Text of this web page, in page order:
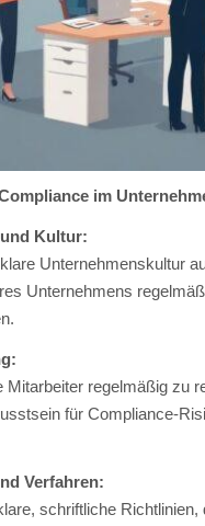
im
Kultur:
Unternehmenskultur
Unternehmens
Mitarbeiter regelmäßig zu
für Compliance-
Verfahren:
schriftliche